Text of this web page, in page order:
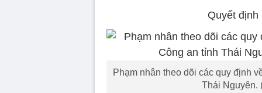
Quyết
Phạm nhân theo dõi các quy định
Thái Nguyên.